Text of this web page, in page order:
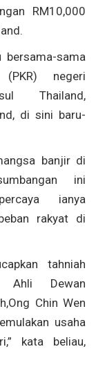
RM10,000
bersama-sama
negeri
Thailand,
di sini baru-
banjir di
ini
ianya
rakyat di
tahniah
Ahli Dewan
Chin Wen
usaha
kata beliau,